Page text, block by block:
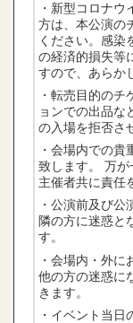
・新型コロナ
方は、本公演の
ください。感染
の経済的損失等
すので、あらか
・転売目的の
ョンでの出品な
の入場を拒否さ
・会場内での
致します。 万が
主催者共に責任
・公演前及び
隣の方に迷惑と
す。
・会場内・外に
他の方の迷惑に
きます。
・イベント当